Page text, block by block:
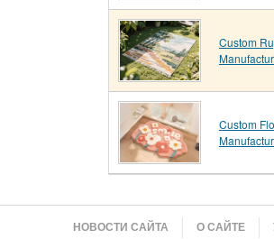
Custom
Custom
НОВОСТИ САЙТА О САЙТЕ